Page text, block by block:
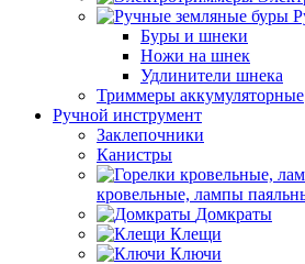
Буры и шнеки
Ножи на шнек
Удлинители шнека
Триммеры аккумуляторные
Ручной инструмент
Заклепочники
Канистры
кровельные, лампы
Домкраты
Клещи
Ключи